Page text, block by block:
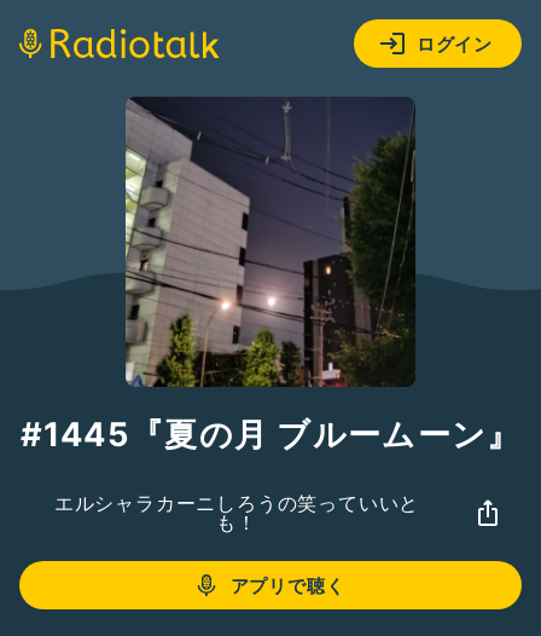
ログイン
#1445『夏の月 ブルームーン』
エルシャラカーニしろうの笑っていいと
も！
アプリで聴く